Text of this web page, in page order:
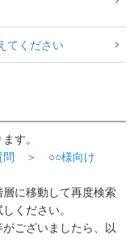
てください
す。
問 ＞ ○○様向け
に移動して再度検索
ください。
ございましたら、以